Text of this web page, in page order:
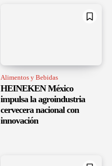
Alimentos y Bebidas
HEINEKEN México
impulsa la agroindustria
cervecera nacional con
innovación